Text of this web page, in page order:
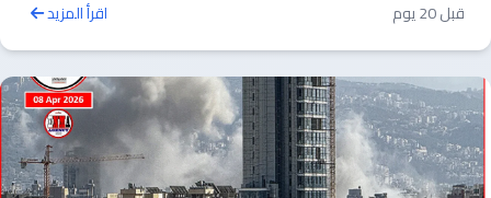
قبل 20 يوم اقرأ المزيد